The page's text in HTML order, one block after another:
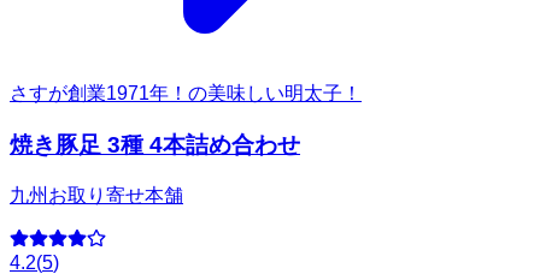
さすが創業1971年！の美味しい明太子！
焼き豚足 3種 4本詰め合わせ
九州お取り寄せ本舗
4.2(5)